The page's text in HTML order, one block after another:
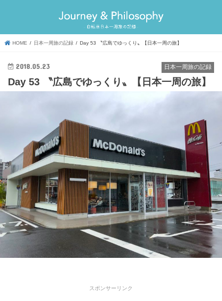
HOME 日本一周旅の記録 Day 53 〝広島でゆっくり〟【日本一周の旅】
日本一周旅の記録
2018.05.23
Day 53 〝広島でゆっくり〟【日本一周の旅】
スポンサーリンク